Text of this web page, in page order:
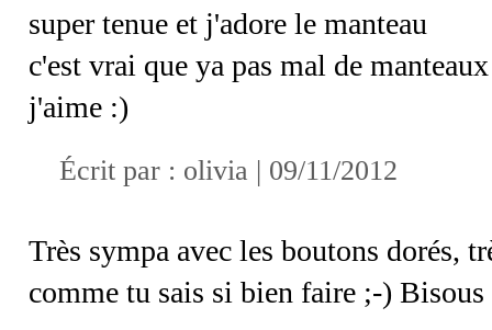
super tenue et j'adore le manteau
c'est vrai que ya pas mal de
j'aime :)
Écrit par : olivia | 09/11/2012
Très sympa avec les boutons dorés,
comme tu sais si bien faire ;-) Bisous